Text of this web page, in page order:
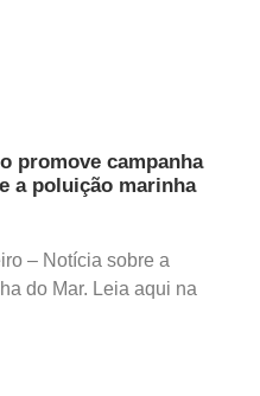
promove campanha
a poluição marinha
– Notícia sobre a
do Mar. Leia aqui na